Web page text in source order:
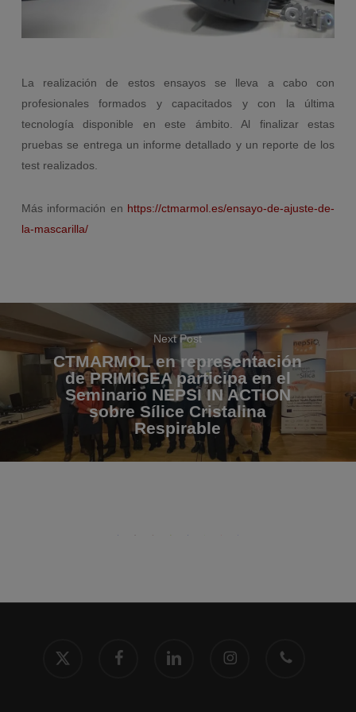
La realización de estos ensayos se lleva a cabo con
profesionales formados y capacitados y con la última
tecnología disponible en este ámbito. Al finalizar estas
pruebas se entrega un informe detallado y un reporte de los
test realizados.
Más información en https://ctmarmol.es/ensayo-de-ajuste-de-
la-mascarilla/
Next Post
CTMARMOL en representación
de PRIMIGEA participa en el
Seminario NEPSI IN ACTION
sobre Sílice Cristalina
Respirable
twitter